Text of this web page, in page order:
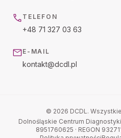
TELEFON
+48 71 327 03 63
E-MAIL
kontakt@dcdl.pl
© 2026 DCDL.
Dolnośląskie Centrum
8951760625 · REGON